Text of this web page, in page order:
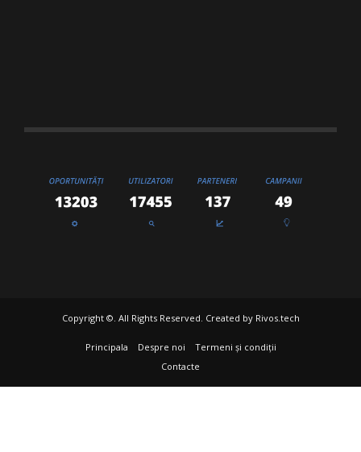
Copyright ©. All Rights Reserved. Created by Rivos.tech
Principala Despre noi
Termeni și condiții
Contacte